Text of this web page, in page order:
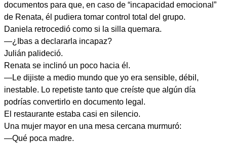
documentos para que, en caso de “incapacidad emocional”
de Renata, él pudiera tomar control total del grupo.
Daniela retrocedió como si la silla quemara.
—¿Ibas a declararla incapaz?
Julián palideció.
Renata se inclinó un poco hacia él.
—Le dijiste a medio mundo que yo era sensible, débil,
inestable. Lo repetiste tanto que creíste que algún día
podrías convertirlo en documento legal.
El restaurante estaba casi en silencio.
Una mujer mayor en una mesa cercana murmuró:
—Qué poca madre.